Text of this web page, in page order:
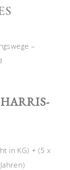
–
in KG) + (5 x